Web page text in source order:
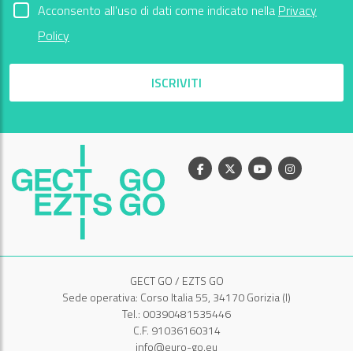
Acconsento all'uso di dati come indicato nella Privacy
Policy
ISCRIVITI
Facebook
X YoutubeInstagram
GECT GO / EZTS GO
Sede operativa: Corso Italia 55, 34170 Gorizia (I)
Tel.: 00390481535446
C.F. 91036160314
info@euro-go.eu